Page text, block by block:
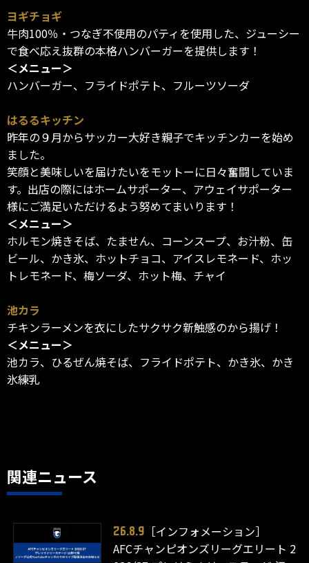
ヨギチョギ
牛肉100％・つなぎ不使用のパティを使用した、ジューシー
で食べ応え抜群の本格ハンバーガーを提供します！
＜メニュー＞
ハンバーガー、フライドポテト、フルーツソーダ
はるるキッチン
昨年の９月からサッカー大好き親子でキッチンカーを始め
ました。
笑顔と美味しいを届けたいをモットーに日々奮闘していま
す。出店の際にはホームサポーター、アウェイサポーター
様にご満足いただけるよう努めてまいります！
＜メニュー＞
ホルモン焼きそば、たません、コーンスープ、お汁粉、缶
ビール、かき氷、ホットチョコ、アイスレモネード、ホッ
トレモネード、梅ソーダ、ホット梅、チャイ
池カラ
チキンラーメンを衣にしたサクサク新触感のから揚げ！
＜メニュー＞
池カラ、ひるぜん焼そば、フライドポテト、かき氷、かき
氷練乳
関連ニュース
26.8.9
［インフォメーション］
AFCチャンピオンズリーグエリート 2